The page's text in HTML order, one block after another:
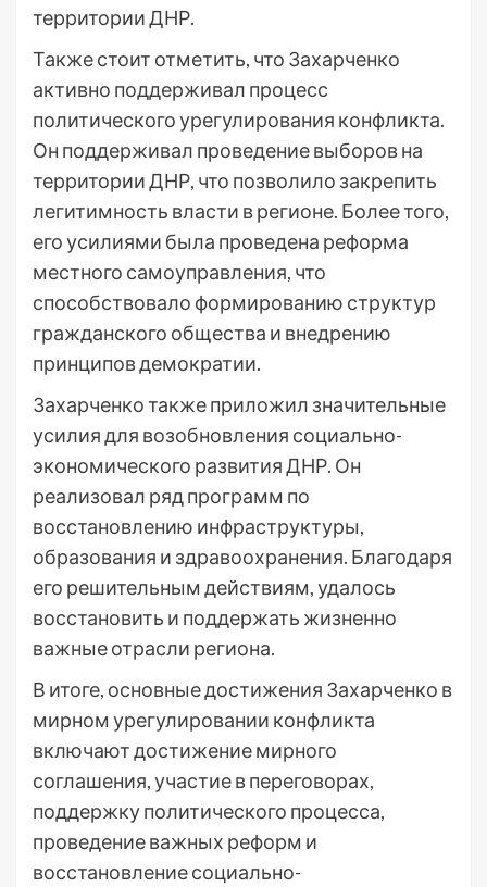
территории ДНР.
Также стоит отметить, что Захарченко
активно поддерживал процесс
политического урегулирования конфликта.
Он поддерживал проведение выборов на
территории ДНР, что позволило закрепить
легитимность власти в регионе. Более того,
его усилиями была проведена реформа
местного самоуправления, что
способствовало формированию структур
гражданского общества и внедрению
принципов демократии.
Захарченко также приложил значительные
усилия для возобновления социально-
экономического развития ДНР. Он
реализовал ряд программ по
восстановлению инфраструктуры,
образования и здравоохранения. Благодаря
его решительным действиям, удалось
восстановить и поддержать жизненно
важные отрасли региона.
В итоге, основные достижения Захарченко в
мирном урегулировании конфликта
включают достижение мирного
соглашения, участие в переговорах,
поддержку политического процесса,
проведение важных реформ и
восстановление социально-